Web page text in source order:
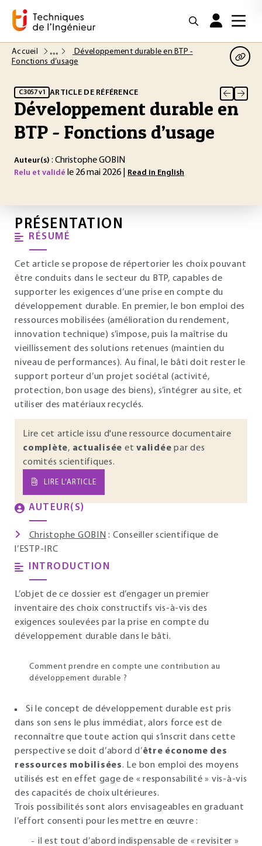
Accueil
Développement durable en BTP -
Fonctions d’usage
C3057 v1 ARTICLE DE RÉFÉRENCE
Développement durable en
BTP - Fonctions d’usage
Auteur(s) : Christophe GOBIN
Relu et validé le 26 mai 2026 | Read in English
PRÉSENTATION
RÉSUMÉ
Cet article se propose de répertorier les choix pouvant
être conduits dans le secteur du BTP, capables de
supporter les exigences d’une prise en compte du
développement durable. En premier, le bon emploi des
ressources mobilisées (amélioration du rendement,
innovation technique) s’impose, puis la maîtrise du
vieillissement des solutions retenues (maintien du
niveau de performances). Au final, le bâti doit rester le
support porteur d’un projet sociétal (activité,
protection, bon usage des biens), s’intégrer au site, et
utiliser des matériaux recyclés.
Lire cet article issu d'une ressource documentaire
complète, actualisée et validée par des
comités scientifiques.
LIRE L’ARTICLE
AUTEUR(S)
Christophe GOBIN : Conseiller scientifique de
l’ESTP-IRC
INTRODUCTION
L’objet de ce dossier est d’engager un premier
inventaire des choix constructifs vis-à-vis des
exigences soulevées par la prise en compte du
développement durable dans le bâti.
Comment prendre en compte une contribution au
développement durable ?
Si le concept de développement durable est pris
dans son sens le plus immédiat, alors force est de
reconnaître que toute action qui s’inscrit dans cette
perspective se doit d’abord d’être économe des
ressources mobilisées. Le bon emploi des moyens
utilisés est en effet gage de « responsabilité » vis-à-vis
des capacités de choix ultérieures.
Trois possibilités sont alors envisageables en graduant
l’effort consenti pour les mettre en œuvre :
il est tout d’abord indispensable de « revisiter »